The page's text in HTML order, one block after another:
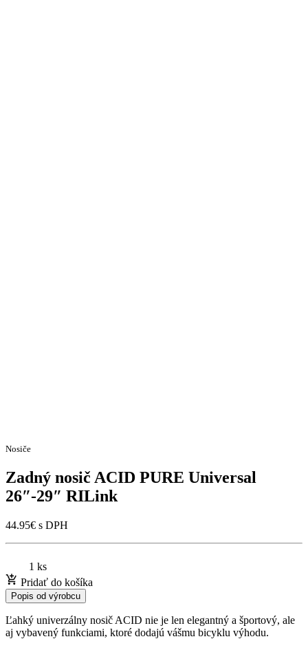
Nosiče
Zadný nosič ACID PURE Universal
26″-29″ RILink
44.95€ s DPH
1 ks
Pridať do košíka
Popis od výrobcu
Ľahký univerzálny nosič ACID nie je len elegantný a športový, ale
aj vybavený funkciami, ktoré dodajú vášmu bicyklu výhodu.